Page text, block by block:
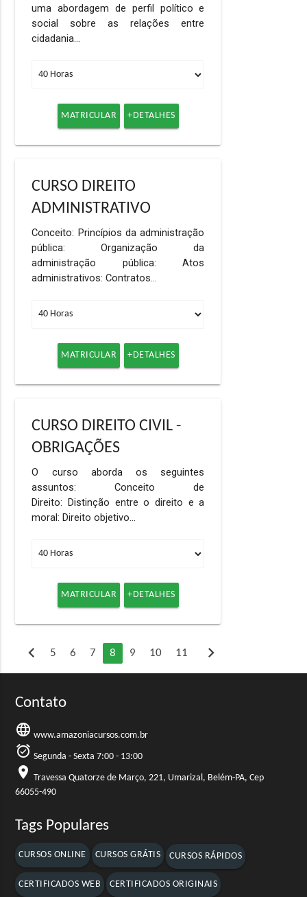
uma abordagem de perfil político e
social sobre as relações entre
cidadania…
MATRICULAR +DETALHES
CURSO DIREITO
ADMINISTRATIVO
Conceito: Princípios da administração
pública: Organização da
administração pública: Atos
administrativos: Contratos…
MATRICULAR +DETALHES
CURSO DIREITO CIVIL -
OBRIGAÇÕES
O curso aborda os seguintes
assuntos: Conceito de
Direito: Distinção entre o direito e a
moral: Direito objetivo…
MATRICULAR +DETALHES
chevron_left 5 6 7 8 9 10 11 chevron_right
Contato
language www.amazoniacursos.com.br
alarm_on Segunda - Sexta 7:00 - 13:00
location_on Travessa Quatorze de Março, 221, Umarizal, Belém-PA, Cep
66055-490
Tags Populares
CURSOS ONLINE CURSOS GRÁTIS CURSOS RÁPIDOS
CERTIFICADOS WEB CERTIFICADOS ORIGINAIS